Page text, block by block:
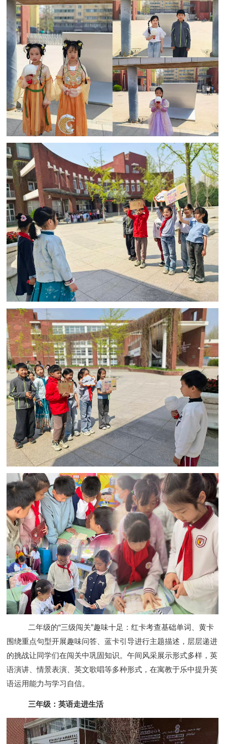
二年级的“三级闯关”趣味十足：红卡考查基础单词、黄卡
围绕重点句型开展趣味问答、蓝卡引导进行主题描述，层层递进
的挑战让同学们在闯关中巩固知识。午间风采展示形式多样，英
语演讲、情景表演、英文歌唱等多种形式，在寓教于乐中提升英
语运用能力与学习自信。
三年级：英语走进生活